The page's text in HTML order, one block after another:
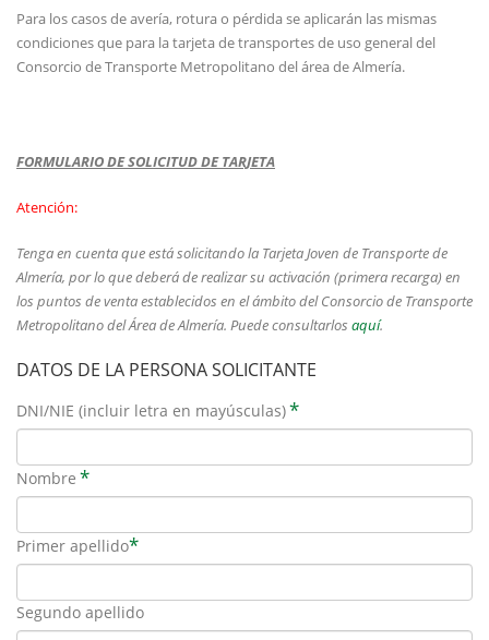
Para los casos de avería, rotura o pérdida se aplicarán las mismas
condiciones que para la tarjeta de transportes de uso general del
Consorcio de Transporte Metropolitano del área de Almería.
FORMULARIO DE SOLICITUD DE TARJETA
Atención:
Tenga en cuenta que está solicitando la Tarjeta Joven de Transporte de
Almería, por lo que deberá de realizar su activación (primera recarga) en
los puntos de venta establecidos en el ámbito del Consorcio de Transporte
Metropolitano del Área de Almería. Puede consultarlos aquí.
DATOS DE LA PERSONA SOLICITANTE
DNI/NIE (incluir letra en mayúsculas)*
Nombre *
Primer apellido*
Segundo apellido